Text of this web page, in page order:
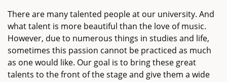
There are many talented people at our university. And
what talent is more beautiful than the love of music.
However, due to numerous things in studies and life,
sometimes this passion cannot be practiced as much
as one would like. Our goal is to bring these great
talents to the front of the stage and give them a wide